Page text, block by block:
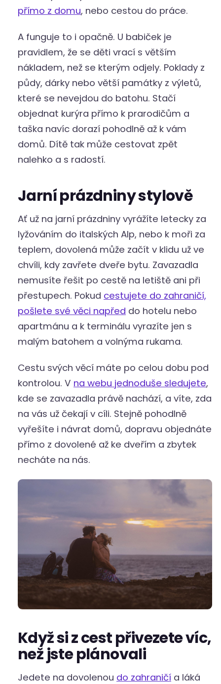
přímo z domu, nebo cestou do práce.
A funguje to i opačně. U babiček je
pravidlem, že se děti vrací s větším
nákladem, než se kterým odjely. Poklady z
půdy, dárky nebo větší památky z výletů,
které se nevejdou do batohu. Stačí
objednat kurýra přímo k prarodičům a
taška navíc dorazí pohodlně až k vám
domů. Dítě tak může cestovat zpět
nalehko a s radostí.
Jarní prázdniny stylově
Ať už na jarní prázdniny vyrážíte letecky za
lyžováním do italských Alp, nebo k moři za
teplem, dovolená může začít v klidu už ve
chvíli, kdy zavřete dveře bytu. Zavazadla
nemusíte řešit po cestě na letiště ani při
přestupech. Pokud cestujete do zahraničí,
pošlete své věci napřed do hotelu nebo
apartmánu a k terminálu vyrazíte jen s
malým batohem a volnýma rukama.
Cestu svých věcí máte po celou dobu pod
kontrolou. V na webu jednoduše sledujete,
kde se zavazadla právě nachází, a víte, zda
na vás už čekají v cíli. Stejně pohodlně
vyřešíte i návrat domů, dopravu objednáte
přímo z dovolené až ke dveřím a zbytek
necháte na nás.
Když si z cest přivezete víc,
než jste plánovali
Jedete na dovolenou do zahraničí a láká